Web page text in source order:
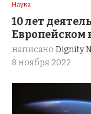
Наука
10 лет
Европейском
написано Dignity
8 ноября 2022